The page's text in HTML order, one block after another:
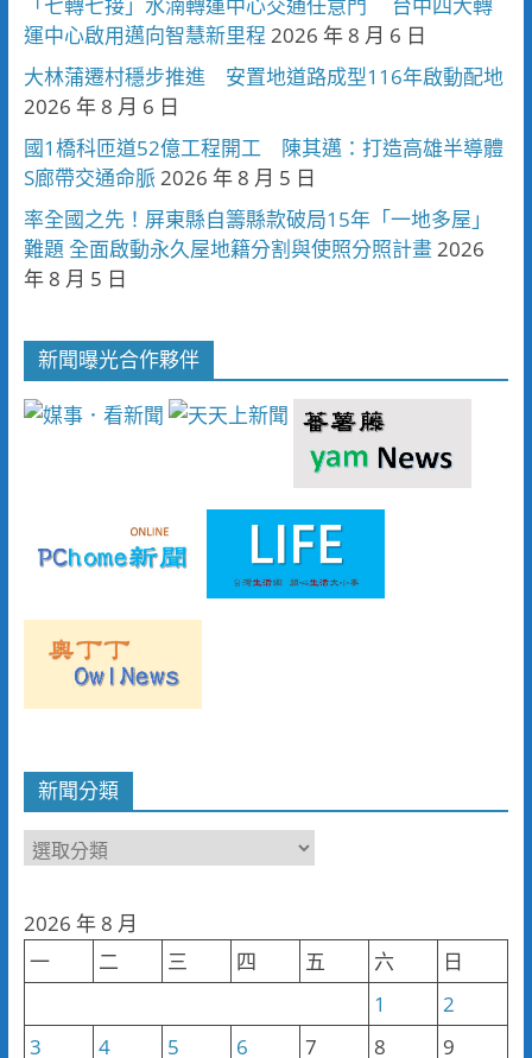
運中心啟用邁向智慧新里程 2026 年 8 月 6 日
大林蒲遷村穩步推進 安置地道路成型116年啟動配地
2026 年 8 月 6 日
國1橋科匝道52億工程開工 陳其邁：打造高雄半導體
S廊帶交通命脈 2026 年 8 月 5 日
率全國之先！屏東縣自籌縣款破局15年「一地多屋」
難題 全面啟動永久屋地籍分割與使照分照計畫 2026
年 8 月 5 日
新聞曝光合作夥伴
新聞分類
新
類
2026 年 8 月
一
二 三 四 五 六
日
1
2
3
4 5 6 7 8
9